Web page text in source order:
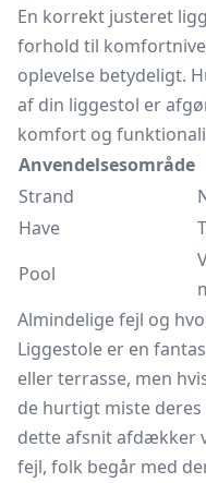
En korrekt justeret
forhold til
oplevelse betydeligt.
af din liggestol er
komfort og
Anvendelsesområde
Strand
Have
Pool
Almindelige fejl og
Liggestole er en
eller terrasse, men
de hurtigt miste
dette afsnit afdækker
fejl, folk begår med